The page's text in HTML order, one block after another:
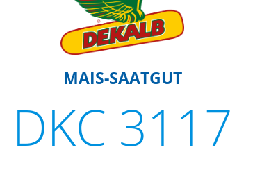
MAIS-SAATGUT
DKC 3117